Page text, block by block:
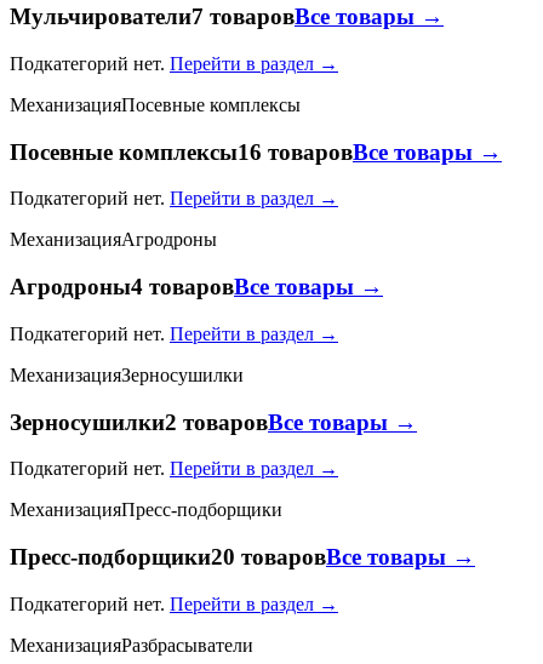
Мульчирователи7 товаровВсе товары →
Подкатегорий нет. Перейти в раздел →
МеханизацияПосевные комплексы
Посевные комплексы16 товаровВсе товары →
Подкатегорий нет. Перейти в раздел →
МеханизацияАгродроны
Агродроны4 товаровВсе товары →
Подкатегорий нет. Перейти в раздел →
МеханизацияЗерносушилки
Зерносушилки2 товаровВсе товары →
Подкатегорий нет. Перейти в раздел →
МеханизацияПресс-подборщики
Пресс-подборщики20 товаровВсе товары →
Подкатегорий нет. Перейти в раздел →
МеханизацияРазбрасыватели